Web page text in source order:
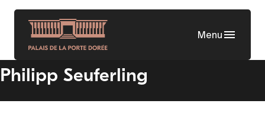
Aller
contenu
principal
Menu
Philipp Seuferling